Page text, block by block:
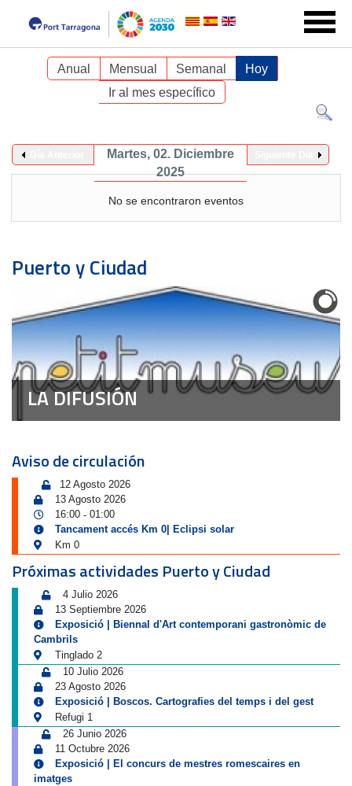
Anual Mensual Semanal
Hoy
Ir al mes específico
Martes, 02. Diciembre
2025
No se encontraron eventos
Puerto y Ciudad
LA DIFUSIÓN
Aviso de circulación
12 Agosto 2026
13 Agosto 2026
16:00 - 01:00
Tancament accés Km 0| Eclipsi solar
Km 0
Próximas actividades Puerto y Ciudad
4 Julio 2026
13 Septiembre 2026
Exposició | Biennal d'Art contemporani gastronòmic de
Cambrils
Tinglado 2
10 Julio 2026
23 Agosto 2026
Exposició | Boscos. Cartografies del temps i del gest
Refugi 1
26 Junio 2026
11 Octubre 2026
Exposició | El concurs de mestres romescaires en
imatges